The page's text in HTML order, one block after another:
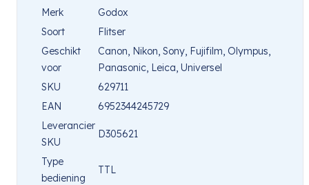
Merk
Godox
Soort
Flitser
Geschikt
voor
Canon, Nikon, Sony, Fujifilm, Olympus,
Panasonic, Leica, Universel
SKU
629711
EAN
6952344245729
Leverancier
SKU
D305621
Type
bediening
TTL